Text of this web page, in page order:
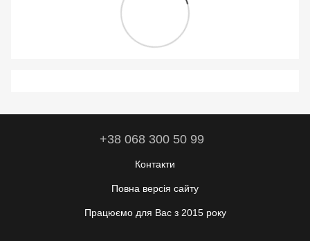
+38 068 300 50 99
Контакти
Повна версія сайту
Працюємо для Вас з 2015 року